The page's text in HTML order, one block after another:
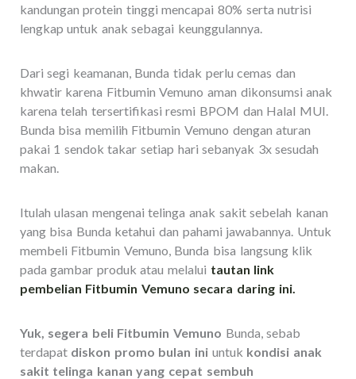
kandungan protein tinggi mencapai 80% serta nutrisi
lengkap untuk anak sebagai keunggulannya.
Dari segi keamanan, Bunda tidak perlu cemas dan
khwatir karena Fitbumin Vemuno aman dikonsumsi anak
karena telah tersertifikasi resmi BPOM dan Halal MUI.
Bunda bisa memilih Fitbumin Vemuno dengan aturan
pakai 1 sendok takar setiap hari sebanyak 3x sesudah
makan.
Itulah ulasan mengenai telinga anak sakit sebelah kanan
yang bisa Bunda ketahui dan pahami jawabannya. Untuk
membeli Fitbumin Vemuno, Bunda bisa langsung klik
pada gambar produk atau melalui tautan link
pembelian Fitbumin Vemuno secara daring ini.
Yuk, segera beli Fitbumin Vemuno Bunda, sebab
terdapat diskon promo bulan ini untuk kondisi anak
sakit telinga kanan yang cepat sembuh